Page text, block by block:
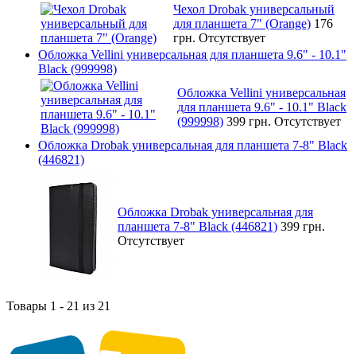
Чехол Drobak универсальный
для планшета 7" (Orange) 176
грн. Отсутствует
Обложка Vellini универсальная для планшета 9.6" - 10.1"
Black (999998)
Обложка Vellini универсальная
для планшета 9.6" - 10.1" Black
(999998) 399 грн. Отсутствует
Обложка Drobak универсальная для планшета 7-8" Black
(446821)
Обложка Drobak универсальная для
планшета 7-8" Black (446821) 399 грн.
Отсутствует
Товары 1 - 21 из 21